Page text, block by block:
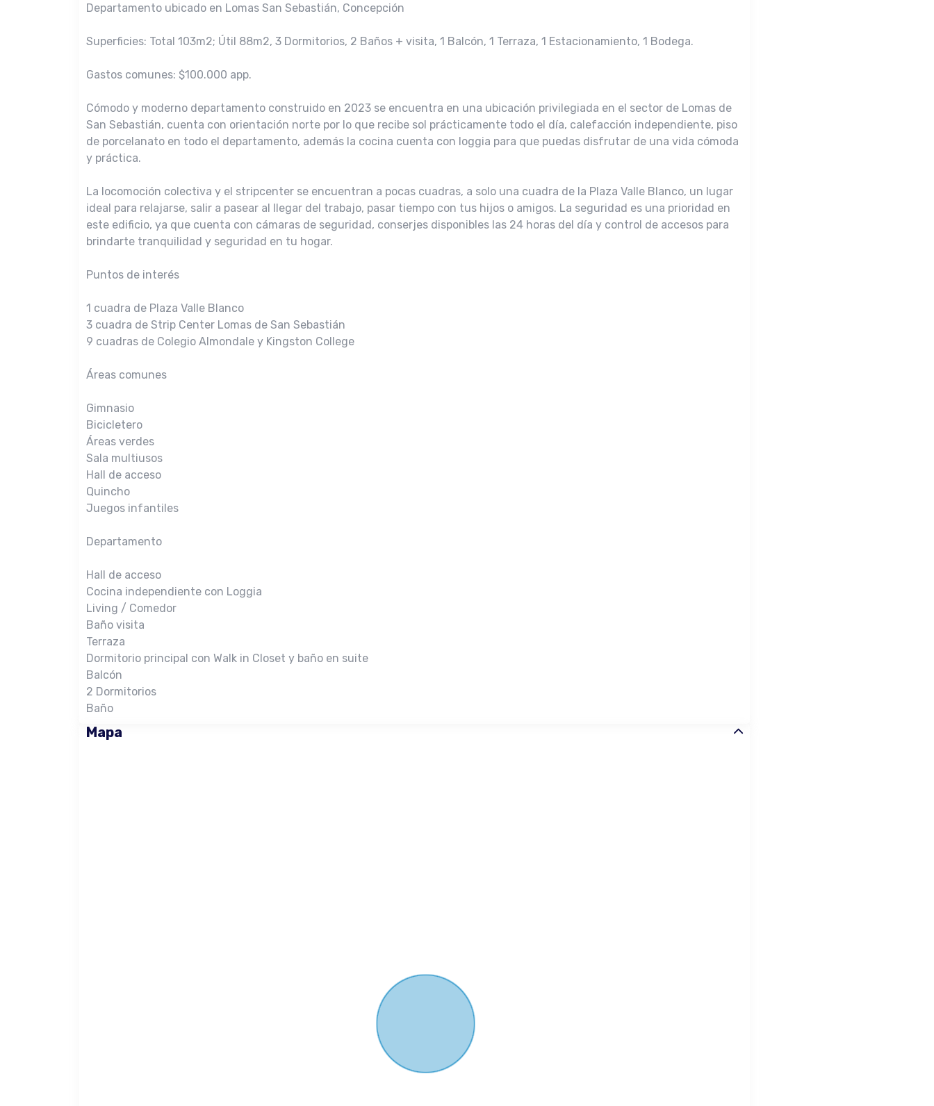
Departamento ubicado en Lomas San Sebastián, Concepción
Superficies: Total 103m2; Útil 88m2, 3 Dormitorios, 2 Baños + visita, 1 Balcón, 1 Terraza, 1 Estacionamiento, 1 Bodega.
Gastos comunes: $100.000 app.
Cómodo y moderno departamento construido en 2023 se encuentra en una ubicación privilegiada en el sector de Lomas de
San Sebastián, cuenta con orientación norte por lo que recibe sol prácticamente todo el día, calefacción independiente, piso
de porcelanato en todo el departamento, además la cocina cuenta con loggia para que puedas disfrutar de una vida cómoda
y práctica.
La locomoción colectiva y el stripcenter se encuentran a pocas cuadras, a solo una cuadra de la Plaza Valle Blanco, un lugar
ideal para relajarse, salir a pasear al llegar del trabajo, pasar tiempo con tus hijos o amigos. La seguridad es una prioridad en
este edificio, ya que cuenta con cámaras de seguridad, conserjes disponibles las 24 horas del día y control de accesos para
brindarte tranquilidad y seguridad en tu hogar.
Puntos de interés
1 cuadra de Plaza Valle Blanco
3 cuadra de Strip Center Lomas de San Sebastián
9 cuadras de Colegio Almondale y Kingston College
Áreas comunes
Gimnasio
Bicicletero
Áreas verdes
Sala multiusos
Hall de acceso
Quincho
Juegos infantiles
Departamento
Hall de acceso
Cocina independiente con Loggia
Living / Comedor
Baño visita
Terraza
Dormitorio principal con Walk in Closet y baño en suite
Balcón
2 Dormitorios
Baño
Mapa